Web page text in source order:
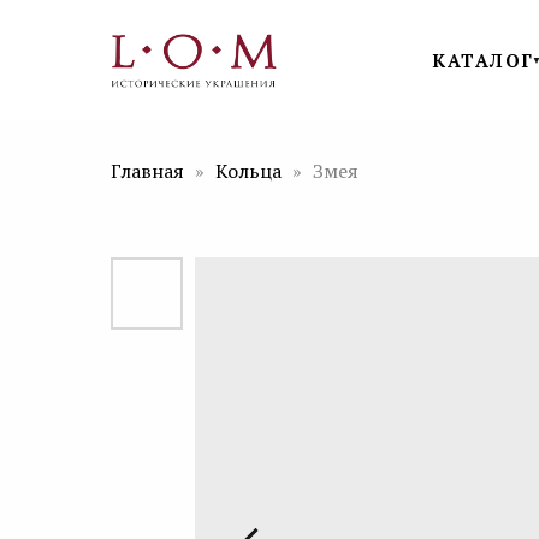
КАТАЛОГ▼
Главная Кольца Змея